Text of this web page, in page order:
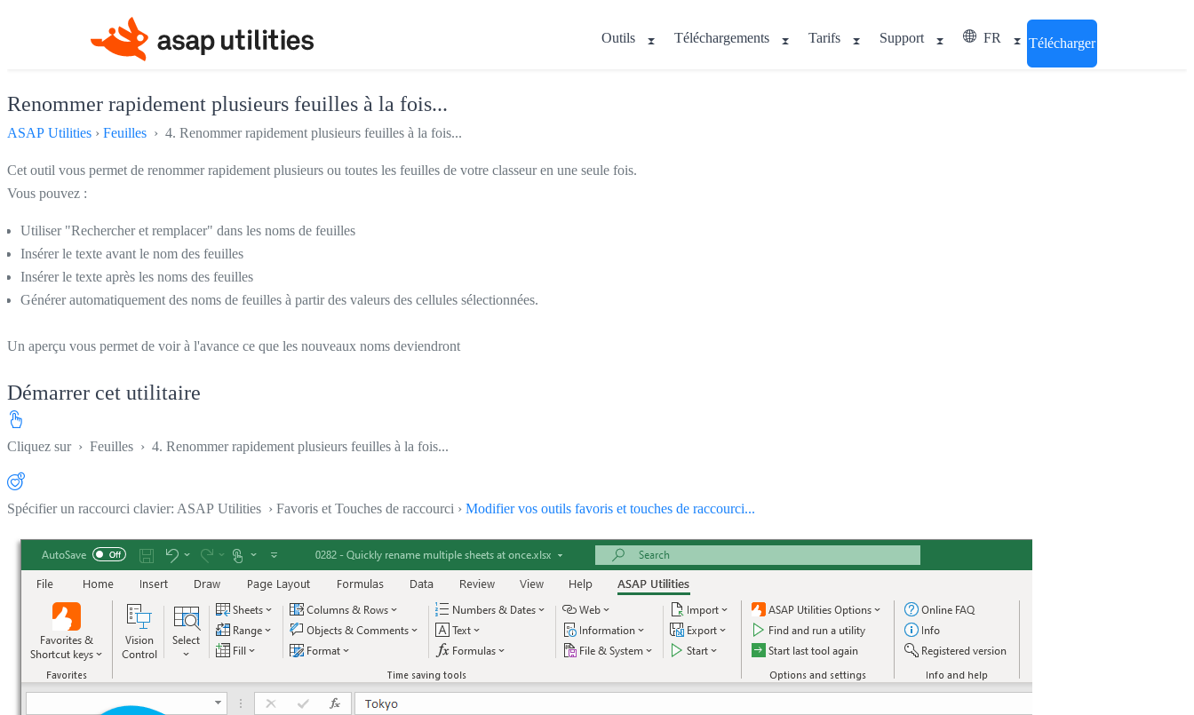
Outils Téléchargements Tarifs Support FR Télécharger
Renommer rapidement plusieurs feuilles à la fois...
ASAP Utilities › Feuilles › 4. Renommer rapidement plusieurs feuilles à la fois...
Cet outil vous permet de renommer rapidement plusieurs ou toutes les feuilles de votre classeur en une seule fois.
Vous pouvez :
Utiliser "Rechercher et remplacer" dans les noms de feuilles
Insérer le texte avant le nom des feuilles
Insérer le texte après les noms des feuilles
Générer automatiquement des noms de feuilles à partir des valeurs des cellules sélectionnées.
Un aperçu vous permet de voir à l'avance ce que les nouveaux noms deviendront
Démarrer cet utilitaire
Cliquez sur › Feuilles › 4. Renommer rapidement plusieurs feuilles à la fois...
Spécifier un raccourci clavier: ASAP Utilities › Favoris et Touches de raccourci › Modifier vos outils favoris et touches de raccourci...